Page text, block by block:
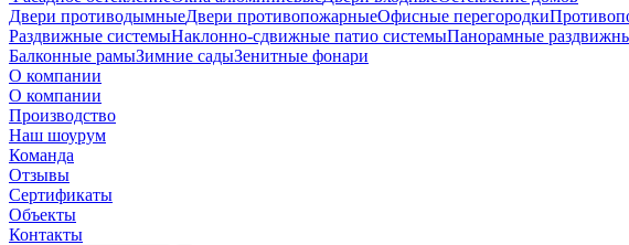
Двери противодымныеДвери противопожарныеОфисные перегородки
Раздвижные системыНаклонно-сдвижные патио системыПанорамные
Балконные рамыЗимние садыЗенитные фонари
О компании
О компании
Производство
Наш шоурум
Команда
Отзывы
Сертификаты
Объекты
Контакты